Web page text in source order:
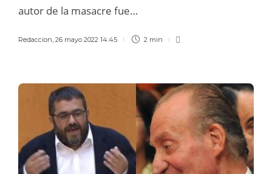
autor de la masacre fue…
Redaccion 26 mayo 2022 14:45 2 min